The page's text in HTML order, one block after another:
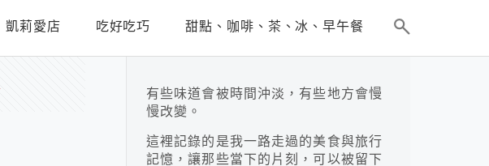
凱莉愛店 吃好吃巧 甜點、咖啡、茶、冰、早午餐
有些味道會被時間沖淡，有些地方會慢
慢改變。
這裡記錄的是我一路走過的美食與旅行
記憶，讓那些當下的片刻，可以被留下